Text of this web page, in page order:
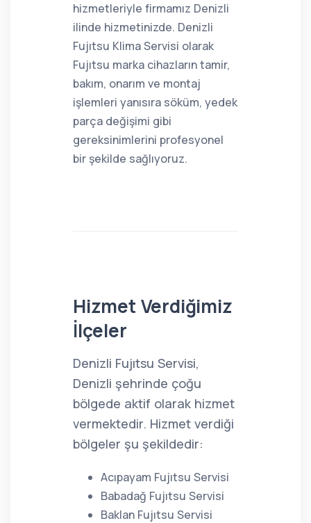
hizmetleriyle firmamız Denizli
ilinde hizmetinizde. Denizli
Fujıtsu Klima Servisi olarak
Fujıtsu marka cihazların tamir,
bakım, onarım ve montaj
işlemleri yanısıra söküm, yedek
parça değişimi gibi
gereksinimlerini profesyonel
bir şekilde sağlıyoruz.
Hizmet Verdiğimiz
İlçeler
Denizli Fujıtsu Servisi,
Denizli şehrinde çoğu
bölgede aktif olarak hizmet
vermektedir. Hizmet verdiği
bölgeler şu şekildedir:
Acıpayam Fujıtsu Servisi
Babadağ Fujıtsu Servisi
Baklan Fujıtsu Servisi